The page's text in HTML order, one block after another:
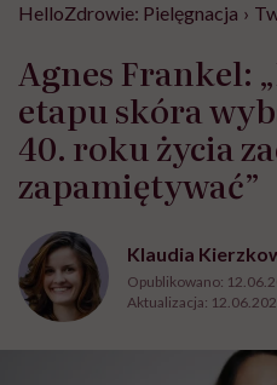
HelloZdrowie: Pielęgnacja ›
Agnes Frankel:
etapu skóra
40. roku życia
zapamiętywać”
Klaudia
Opublikowano:
Aktualizacja: